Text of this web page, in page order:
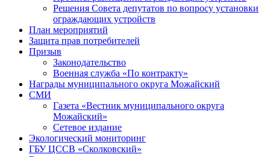
Решения Совета депутатов по вопросу установки
ограждающих устройств
План мероприятий
Защита прав потребителей
Призыв
Законодательство
Военная служба «По контракту»
Награды муниципального округа Можайский
СМИ
Газета «Вестник муниципального округа
Можайский»
Сетевое издание
Экологический мониторинг
ГБУ ЦССВ «Сколковский»